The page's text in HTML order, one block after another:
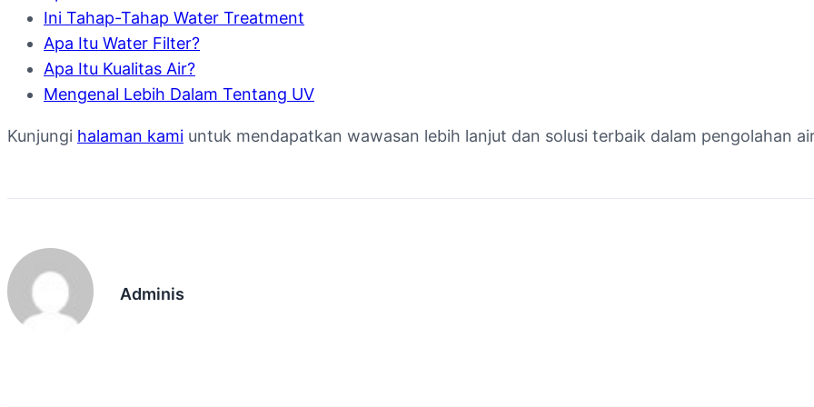
Ini Tahap-Tahap Water Treatment
Apa Itu Water Filter?
Apa Itu Kualitas Air?
Mengenal Lebih Dalam Tentang UV
Kunjungi halaman kami untuk mendapatkan wawasan lebih lanjut dan solusi terbaik dalam pengolahan
Adminis